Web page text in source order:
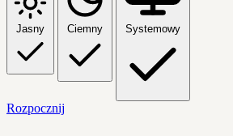
Jasny Ciemny Systemowy
Rozpocznij